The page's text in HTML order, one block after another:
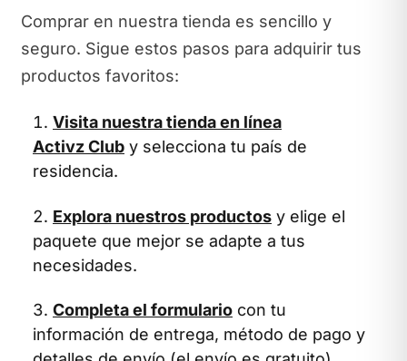
Comprar en nuestra tienda es sencillo y
seguro. Sigue estos pasos para adquirir tus
productos favoritos:
Visita nuestra tienda en línea
Activz Club y selecciona tu país de
residencia.
Explora nuestros productos y elige el
paquete que mejor se adapte a tus
necesidades.
Completa el formulario con tu
información de entrega, método de pago y